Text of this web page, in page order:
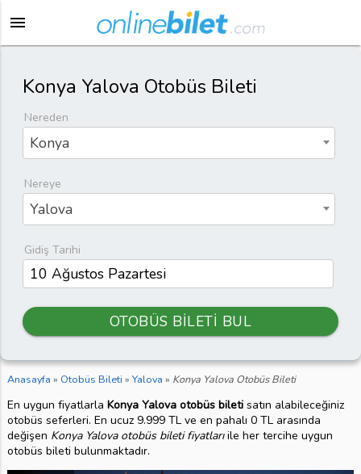
menu
Konya Yalova Otobüs Bileti
Nereden
Konya
Nereye
Yalova
Gidiş Tarihi
OTOBÜS BİLETİ BUL
Anasayfa » Otobüs Bileti » Yalova » Konya Yalova Otobüs Bileti
En uygun fiyatlarla Konya Yalova otobüs biletisatın alabileceğiniz
otobüs seferleri. En ucuz 9.999 TL ve en pahalı 0 TL arasında
değişen Konya Yalova otobüs bileti fiyatlarıile her tercihe uygun
otobüs bileti bulunmaktadır.